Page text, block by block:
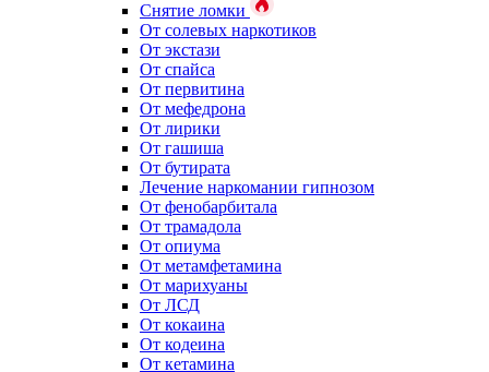
Снятие ломки
От солевых наркотиков
От экстази
От спайса
От первитина
От мефедрона
От лирики
От гашиша
От бутирата
Лечение наркомании гипнозом
От фенобарбитала
От трамадола
От опиума
От метамфетамина
От марихуаны
От ЛСД
От кокаина
От кодеина
От кетамина